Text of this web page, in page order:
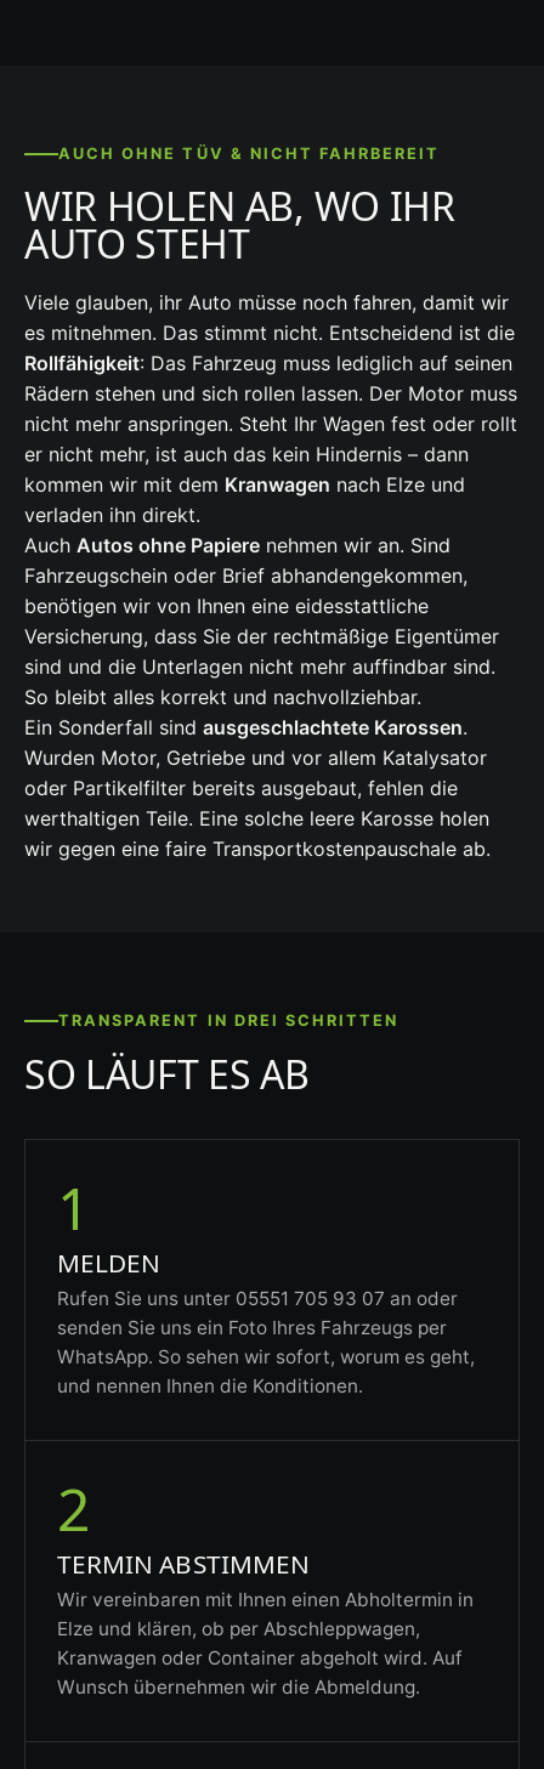
AUCH OHNE TÜV & NICHT FAHRBEREIT
WIR HOLEN AB, WO IHR
AUTO STEHT
Viele glauben, ihr Auto müsse noch fahren, damit wir
es mitnehmen. Das stimmt nicht. Entscheidend ist die
Rollfähigkeit: Das Fahrzeug muss lediglich auf seinen
Rädern stehen und sich rollen lassen. Der Motor muss
nicht mehr anspringen. Steht Ihr Wagen fest oder rollt
er nicht mehr, ist auch das kein Hindernis – dann
kommen wir mit dem Kranwagen nach Elze und
verladen ihn direkt.
Auch Autos ohne Papiere nehmen wir an. Sind
Fahrzeugschein oder Brief abhandengekommen,
benötigen wir von Ihnen eine eidesstattliche
Versicherung, dass Sie der rechtmäßige Eigentümer
sind und die Unterlagen nicht mehr auffindbar sind.
So bleibt alles korrekt und nachvollziehbar.
Ein Sonderfall sind ausgeschlachtete Karossen.
Wurden Motor, Getriebe und vor allem Katalysator
oder Partikelfilter bereits ausgebaut, fehlen die
werthaltigen Teile. Eine solche leere Karosse holen
wir gegen eine faire Transportkostenpauschale ab.
TRANSPARENT IN DREI SCHRITTEN
SO LÄUFT ES AB
1
MELDEN
Rufen Sie uns unter 05551 705 93 07 an oder
senden Sie uns ein Foto Ihres Fahrzeugs per
WhatsApp. So sehen wir sofort, worum es geht,
und nennen Ihnen die Konditionen.
2
TERMIN ABSTIMMEN
Wir vereinbaren mit Ihnen einen Abholtermin in
Elze und klären, ob per Abschleppwagen,
Kranwagen oder Container abgeholt wird. Auf
Wunsch übernehmen wir die Abmeldung.